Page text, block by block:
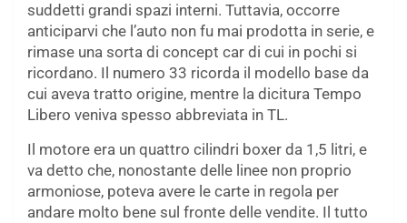
suddetti grandi spazi interni. Tuttavia, occorre
anticiparvi che l’auto non fu mai prodotta in serie, e
rimase una sorta di concept car di cui in pochi si
ricordano. Il numero 33 ricorda il modello base da
cui aveva tratto origine, mentre la dicitura Tempo
Libero veniva spesso abbreviata in TL.
Il motore era un quattro cilindri boxer da 1,5 litri, e
va detto che, nonostante delle linee non proprio
armoniose, poteva avere le carte in regola per
andare molto bene sul fronte delle vendite. Il tutto